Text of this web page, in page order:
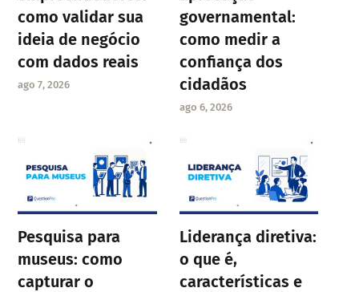
como validar sua
ideia de negócio
com dados reais
ago 7, 2026
governamental:
como medir a
confiança dos
cidadãos
ago 6, 2026
Pesquisa para
museus: como
capturar o
Liderança diretiva:
o que é,
características e